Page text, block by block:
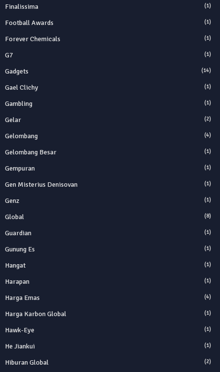
Finalissima (1)
Football Awards (1)
Forever Chemicals (1)
G7 (1)
Gadgets (14)
Gael Clichy (1)
Gambling (1)
Gelar (2)
Gelombang (4)
Gelombang Besar (1)
Gempuran (1)
Gen Misterius Denisovan (1)
Genz (1)
Global (8)
Guardian (1)
Gunung Es (1)
Hangat (1)
Harapan (1)
Harga Emas (4)
Harga Karbon Global (1)
Hawk-Eye (1)
He Jiankui (1)
Hiburan Global (2)